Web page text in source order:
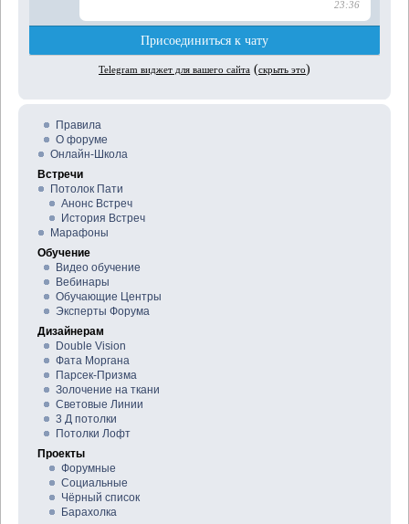
Правила
О форуме
Онлайн-Школа
Встречи
Потолок Пати
Анонс Встреч
История Встреч
Марафоны
Обучение
Видео обучение
Вебинары
Обучающие Центры
Эксперты Форума
Дизайнерам
Double Vision
Фата Моргана
Парсек-Призма
Золочение на ткани
Световые Линии
3 Д потолки
Потолки Лофт
Проекты
Форумные
Социальные
Чёрный список
Барахолка